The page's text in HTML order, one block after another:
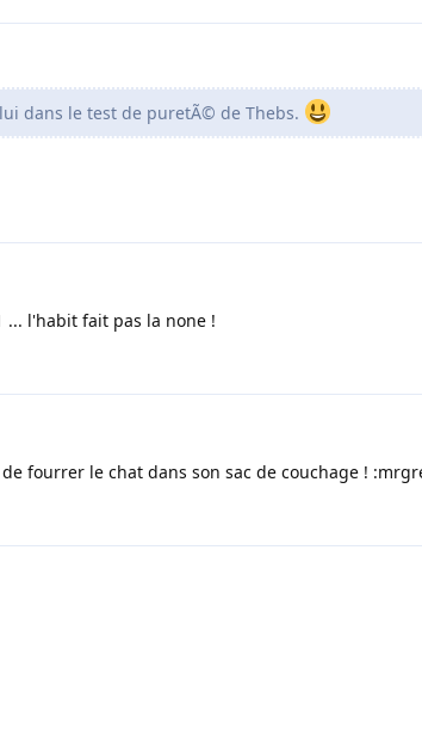
dans le test de puretÃ© de Thebs.
l'habit fait pas la none !
fourrer le chat dans son sac de couchage !